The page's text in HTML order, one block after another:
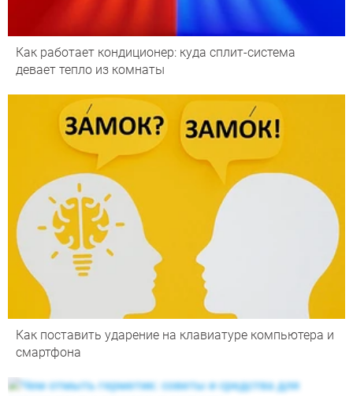
Как работает кондиционер: куда сплит-система
девает тепло из комнаты
Как поставить ударение на клавиатуре компьютера и
смартфона